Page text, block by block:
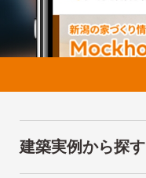
建築実例から探す